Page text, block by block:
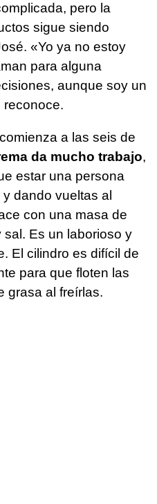
pero la
sigue siendo
«Yo ya no estoy
para alguna
aunque soy un
reconoce.
a las seis de
da mucho trabajo,
estar una persona
dando vueltas al
con una masa de
sal. Es un laborioso y
El cilindro es difícil de
para que floten las
grasa al freírlas.